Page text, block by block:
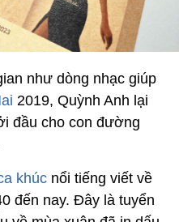
như dòng nhạc giúp
2019, Quỳnh Anh lại
đầu cho con đường
khúc nổi tiếng viết về
đến nay. Đây là tuyển